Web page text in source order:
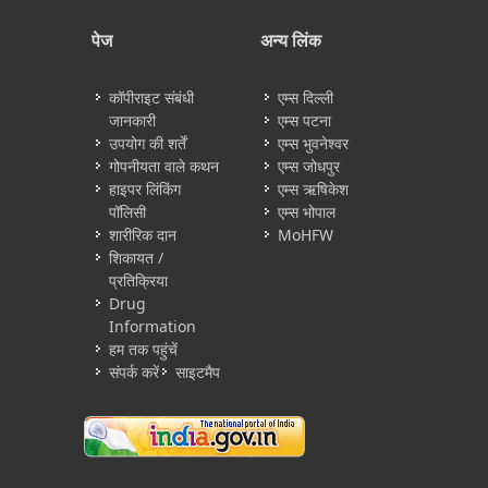
पेज
कॉपीराइट संबंधी
जानकारी
उपयोग की शर्तें
गोपनीयता वाले कथन
हाइपर लिंकिंग
पॉलिसी
शारीरिक दान
शिकायत /
प्रतिक्रिया
Drug
Information
हम तक पहुंचें
संपर्क करें
साइटमैप
अन्य लिंक
एम्स दिल्ली
एम्स पटना
एम्स भुवनेश्वर
एम्स जोधपुर
एम्स ऋषिकेश
एम्स भोपाल
MoHFW